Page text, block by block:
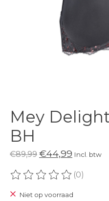
Mey
BH
€89,99 €44,99 Incl. btw
De beoordeling van dit
(0)
Niet op voorraad